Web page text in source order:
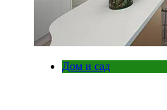
Дом и сад